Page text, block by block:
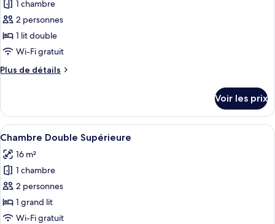
photos
pour
ce
type
chambre :
1 chambre
2 personnes
1 lit double
Wi-Fi gratuit
Plus de détails
Plus
le
type
de
Chambre
Classique
Voir les prix
Afficher
toutes
les
photos
pour
ce
type
Une chambre d’hôtel avec un grand
5
Chambre Double Supérieure
16 m²
1 chambre
2 personnes
1 grand lit
Wi-Fi gratuit